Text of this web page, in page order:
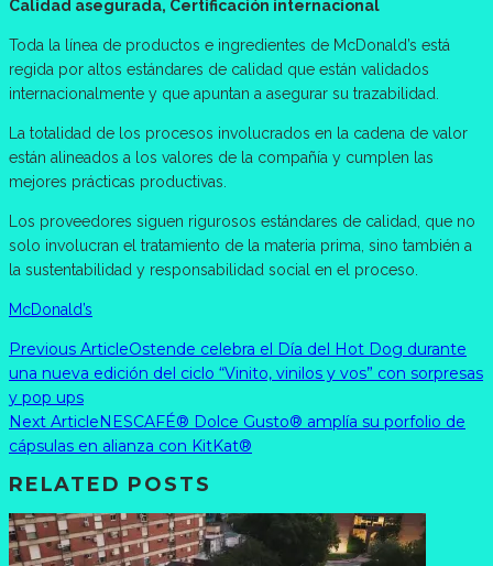
Calidad asegurada, Certificación internacional
Toda la línea de productos e ingredientes de McDonald’s está
regida por altos estándares de calidad que están validados
internacionalmente y que apuntan a asegurar su trazabilidad.
La totalidad de los procesos involucrados en la cadena de valor
están alineados a los valores de la compañía y cumplen las
mejores prácticas productivas.
Los proveedores siguen rigurosos estándares de calidad, que no
solo involucran el tratamiento de la materia prima, sino también a
la sustentabilidad y responsabilidad social en el proceso.
McDonald’s
Previous ArticleOstende celebra el Día del Hot Dog durante
una nueva edición del ciclo “Vinito, vinilos y vos” con sorpresas
y pop ups
Next ArticleNESCAFÉ® Dolce Gusto® amplía su porfolio de
cápsulas en alianza con KitKat®
RELATED POSTS